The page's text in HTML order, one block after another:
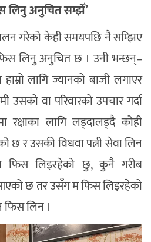
लिनु अनुचित सम्झेँ’
गरेको केही समयपछि नै सम्झिए
लिनु अनुचित छ । उनी भन्छन्–
लागि ज्यानको बाजी लगाएर
उसको वा परिवारको उपचार गर्दा
रक्षाका लागि लड्दालड्दै कोही
छ र उसकी विधवा पत्नी सेवा लिन
फिस लिइरहेको छु, कुनै गरीब
छ तर उसँग म फिस लिइरहेको
लिन ।